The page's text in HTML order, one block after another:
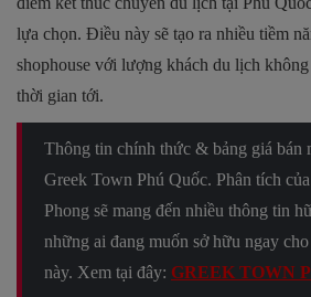
lựa chọn. Điều này sẽ tạo ra nhiều tiềm
shophouse với lượng khách du lịch
thời gian tới.
Thông tin chính thức & bảng giá bán
Greek Town Phú Quốc. Phân tích
Phong sẽ mang đến nhiều thông tin
những ai đang muốn sở hữu ngay
này. Xem tại đây: GREEK TOWN